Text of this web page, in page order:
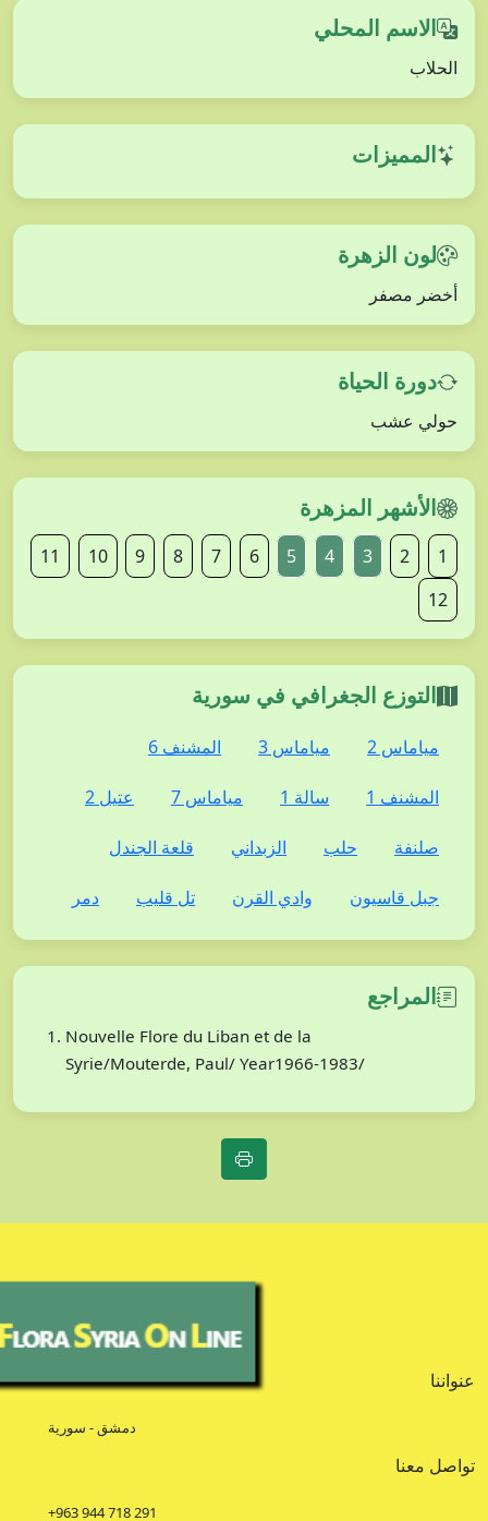
الاسم المحلي
الحلاب
المميزات
لون الزهرة
أخضر مصفر
دورة الحياة
حولي عشب
الأشهر المزهرة
1
2
3
4
5
6
7
8
9
10
11
12
التوزع الجغرافي في سورية
مياماس 2 مياماس 3 المشنف 6
المشنف 1 سالة 1 مياماس 7 عتيل 2
صلنفة حلب الزبداني قلعة الجندل
جبل قاسيون وادي القرن تل قليب دمر
المراجع
Nouvelle Flore du Liban et de la
Syrie/Mouterde, Paul/ Year1966-1983/
عنواننا
دمشق - سورية
تواصل معنا
+963 944 718 291